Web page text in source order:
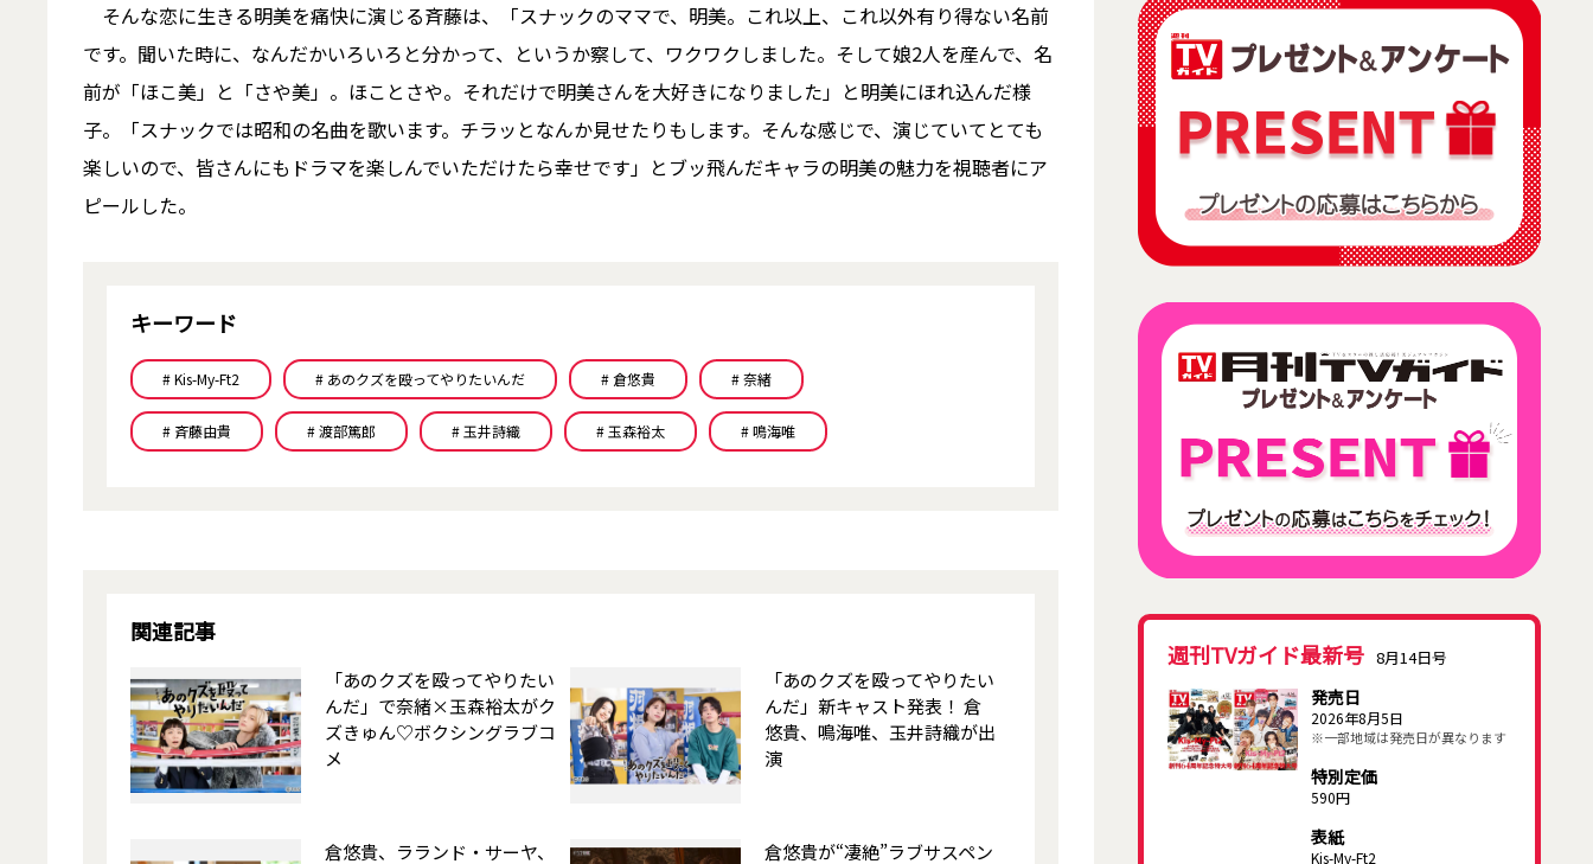
そんな恋に生きる明美を痛快に演じる斉藤は、「スナックのママで、明美。これ以上、これ以外有り得ない名前
です。聞いた時に、なんだかいろいろと分かって、というか察して、ワクワクしました。そして娘2人を産んで、名
前が「ほこ美」と「さや美」。ほことさや。それだけで明美さんを大好きになりました」と明美にほれ込んだ様
子。「スナックでは昭和の名曲を歌います。チラッとなんか見せたりもします。そんな感じで、演じていてとても
楽しいので、皆さんにもドラマを楽しんでいただけたら幸せです」とブッ飛んだキャラの明美の魅力を視聴者にア
ピールした。
キーワード
# Kis-My-Ft2 # あのクズを殴ってやりたいんだ # 倉悠貴 # 奈緒
# 斉藤由貴 # 渡部篤郎 # 玉井詩織 # 玉森裕太 # 鳴海唯
関連記事
「あのクズを殴ってやりたい
んだ」で奈緒×玉森裕太がク
ズきゅん♡ボクシングラブコ
メ
「あのクズを殴ってやりたい
んだ」新キャスト発表！ 倉
悠貴、鳴海唯、玉井詩織が出
演
倉悠貴、ラランド・サーヤ、 倉悠貴が“凄絶”ラブサスペン
週刊TVガイド最新号 8月14日号
発売日
2026年8月5日
※一部地域は発売日が異なります
特別定価
590円
表紙
Kis-My-Ft2